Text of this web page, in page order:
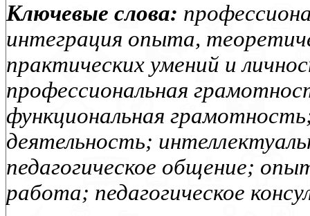
Ключевые слова:
интеграция опыта,
практических умений и
профессиональная
функциональная
деятельность;
педагогическое общение;
работа; педагогическое